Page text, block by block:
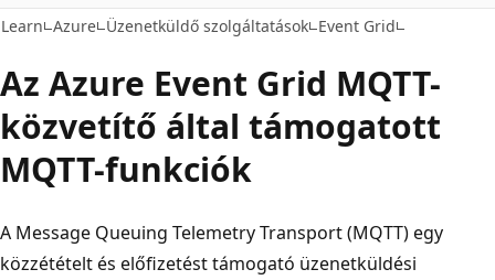
Learn Azure Üzenetküldő szolgáltatások Event Grid
Az Azure Event Grid MQTT-
közvetítő által támogatott
MQTT-funkciók
A Message Queuing Telemetry Transport (MQTT) egy
közzétételt és előfizetést támogató üzenetküldési